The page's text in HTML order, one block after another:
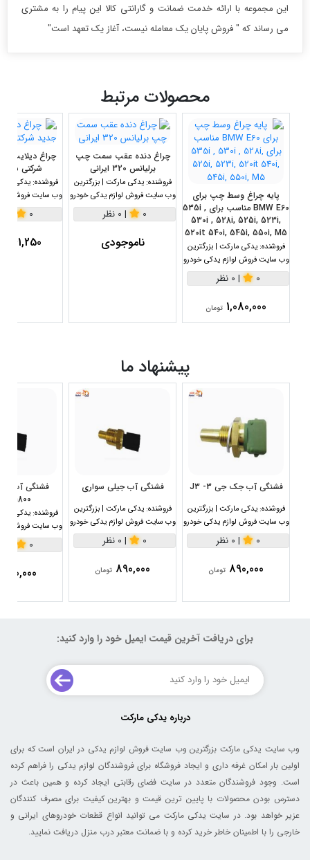
این مجموعه با ارائه خدمت ضمانت و گارانتی کالا این پیام را به مشتری
می رساند که " فروش پایان یک معامله نیست، آغاز یک تعهد است"
محصولات مرتبط
پایه چراغ وسط چپ برای
BMW E60 مناسب برای 535i ,
530i , 528i, 525i, 523i,
520it 540i, 545i, 550i, M5
فروشنده: یدکی مارکت | بزرگترین
وب سایت فروش لوازم یدکی خودرو
0
| 0 نظر
1,080,000 تومان
چراغ دنده عقب سمت چپ
برلیانس 320 ایرانی
فروشنده: یدکی مارکت | بزرگترین
وب سایت فروش لوازم یدکی خودرو
0
| 0 نظر
ناموجودی
شرکتی
فروشنده: یدکی
وب سایت فروش
0
پیشنهاد ما
فشنگی آب جک جی 3- J3
فروشنده: یدکی مارکت | بزرگترین
وب سایت فروش لوازم یدکی خودرو
0
| 0 نظر
890,000 تومان
فشنگی آب جیلی سواری
فروشنده: یدکی مارکت | بزرگترین
وب سایت فروش لوازم یدکی خودرو
0
| 0 نظر
890,000 تومان
1800سی سی
فروشنده: یدکی
وب سایت فروش
0
890,000
برای دریافت آخرین قیمت ایمیل خود را وارد کنید:
درباره یدکی مارکت
وب سایت یدکی مارکت بزرگترین وب سایت فروش لوازم یدکی در ایران است که برای
اولین بار امکان غرفه داری و ایجاد فروشگاه برای فروشندگان لوازم یدکی را فراهم کرده
است. وجود فروشندگان متعدد در سایت فضای رقابتی ایجاد کرده و همین باعث در
دسترس بودن محصولات با پایین ترین قیمت و بهترین کیفیت برای مصرف کنندگان
عزیر خواهد بود. در سایت یدکی مارکت می توانید انواع قطعات خودروهای ایرانی و
خارجی را با اطمینان خاطر خرید کرده و با ضمانت معتبر درب منزل دریافت نمایید.